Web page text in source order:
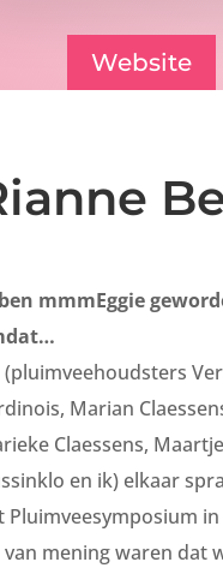
Website
mmmEggie
Marian
Claessens, Maartje
en ik) elkaar
Pluimveesymposium in
mening waren dat